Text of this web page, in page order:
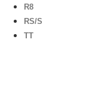
R8
RS/S
TT